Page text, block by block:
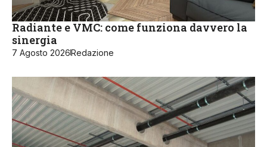
Radiante e VMC: come funziona davvero la
sinergia
7 Agosto 2026Redazione